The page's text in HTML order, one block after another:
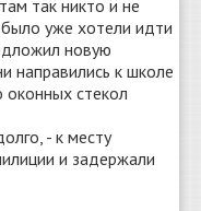
так никто и не
уже хотели идти
новую
направились к школе
стекол
- к месту
и задержали